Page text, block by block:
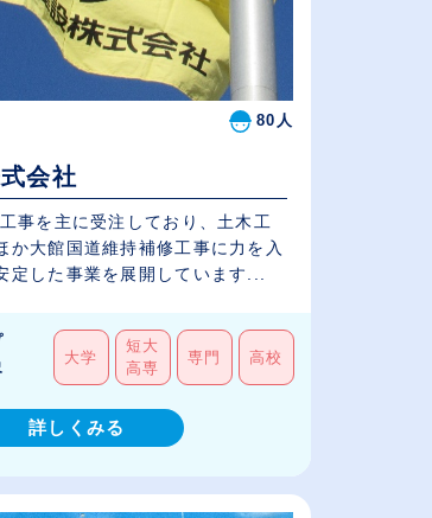
80人
会社
事を主に受注しており、土木工
か大館国道維持補修工事に力を入
定した事業を展開しています...
大学
短大
高専
専門 高校
詳しくみる